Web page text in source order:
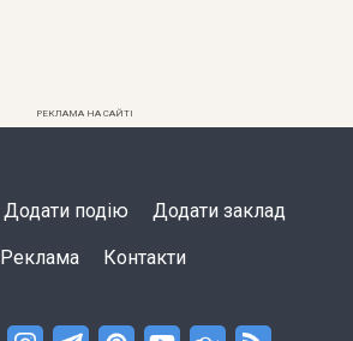
РЕКЛАМА НА САЙТІ
Додати подію Додати заклад
Реклама Контакти